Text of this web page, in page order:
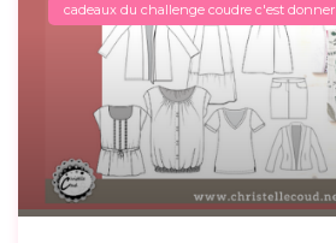
cadeaux du challenge coudre c'est donner